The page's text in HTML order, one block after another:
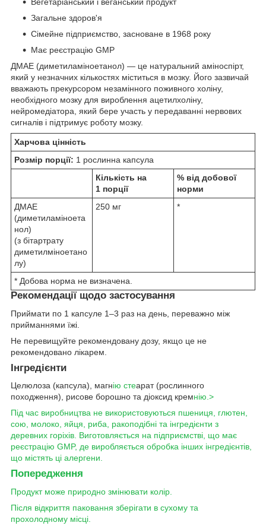
Загальне здоров'я
Сімейне підприємство, засноване в 1968 року
Має реєстрацію GMP
ДМАЕ (диметиламіноетанол) — це натуральний аміноспірт,
який у незначних кількостях міститься в мозку. Його зазвичай
вважають прекурсором незамінного поживного холіну,
необхідного мозку для вироблення ацетилхоліну,
нейромедіатора, який бере участь у передаванні нервових
сигналів і підтримує роботу мозку.
Харчова цінність
Розмір порції: 1 рослинна капсула
Кількість на
1 порції
% від добової
норми
ДМАЕ
(диметиламіноета
нол)
(з бітартрату
диметилміноетано
лу)
250 мг *
* Добова норма не визначена.
Рекомендації щодо застосування
Приймати по 1 капсуле 1–3 раз на день, переважно між
прийманнями їжі.
Не перевищуйте рекомендовану дозу, якщо це не
рекомендовано лікарем.
Інгредієнти
Целюлоза (капсула), магнію стеарат (рослинного
походження), рисове борошно та діоксид кремнію.>
Під час виробництва не використовуються пшениця, глютен,
сою, молоко, яйця, риба, ракоподібні та інгредієнти з
деревних горіхів. Виготовляється на підприємстві, що має
реєстрацію GMP, де виробляється обробка інших інгредієнтів,
що містять ці алергени.
Попередження
Продукт може природно змінювати колір.
Після відкриття паковання зберігати в сухому та
прохолодному місці.